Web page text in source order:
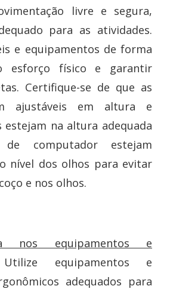
livre e segura,
para as atividades.
e equipamentos de forma
esforço físico e garantir
Certifique-se de que as
ajustáveis em altura e
estejam na altura adequada
computador estejam
nível dos olhos para evitar
e nos olhos.
nos equipamentos e
equipamentos e
adequados para